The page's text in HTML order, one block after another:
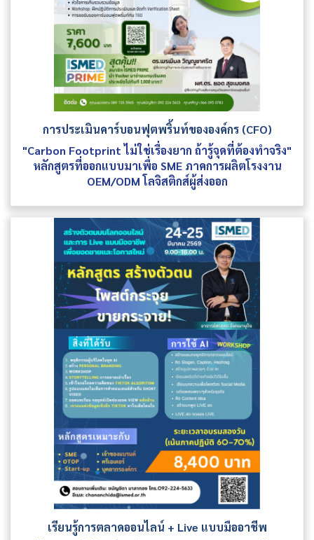
การประเมินคาร์บอนฟุตพริ้นท์ขององค์กร (CFO)
"Carbon Footprint ไม่ใช่เรื่องยาก ถ้ารู้จุดที่ต้องทำจริง"
หลักสูตรที่ออกแบบมาเพื่อ SME ภาคการผลิตโรงงาน
OEM/ODM โลจิสติกส์ผู้ส่งออก
เรียนรู้การตลาดออนไลน์ + Live แบบมืออาชีพ